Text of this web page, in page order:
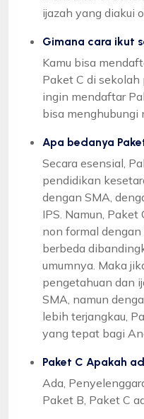
ijazah yang diakui
Gimana cara ikut
Kamu bisa
Paket C di sekolah
ingin mendaftar
bisa
Apa bedanya
Secara esensial,
pendidikan
dengan SMA,
IPS. Namun,
non formal
berbeda
umumnya. Maka
pengetahuan dan
SMA, namun
lebih terjangkau,
yang tepat bagi
Paket C Apakah
Ada,
Paket B, Paket C